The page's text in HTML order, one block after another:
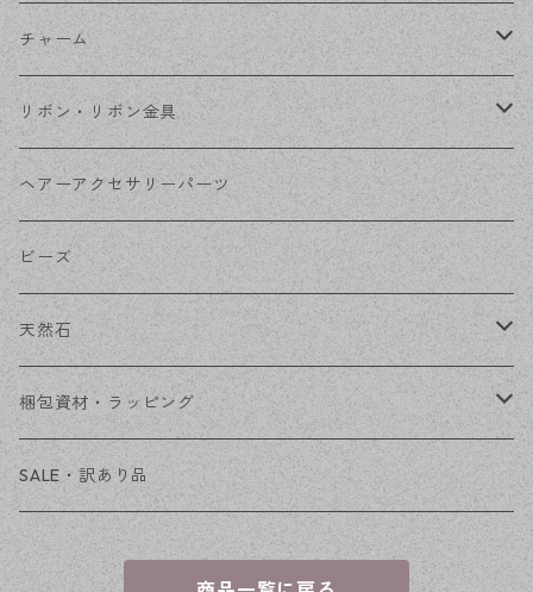
フレーム
コネクター
その他
丸カン
ピン類
花座・ビーズキャップ
チェーン
その他
チャーム
金属
アクリル・プラ
ファーボール
リボン・リボン金具
リボン
リボン金具
ヘアーアクセサリーパーツ
ビーズ
天然石
穴あき
穴なし
梱包資材・ラッピング
発送ボックス
アクセサリー台紙
SALE・訳あり品